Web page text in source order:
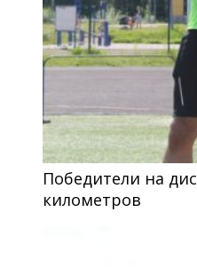
Победители на
километров